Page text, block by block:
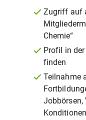
Zugriff auf
Chemie“
Profil in
finden
Teilnahme
Jobbörsen,
Konditionen